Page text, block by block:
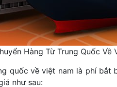
Hàng Từ Trung Quốc
quốc về việt nam là phí bắt
như sau: